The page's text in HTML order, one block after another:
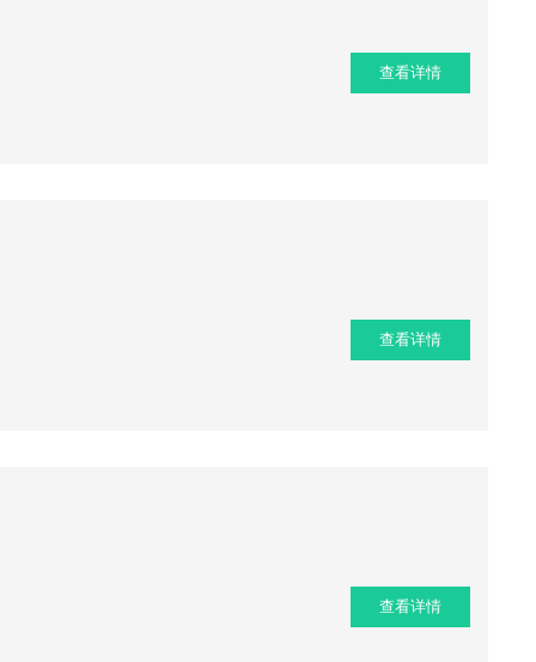
查看详情
查看详情
查看详情